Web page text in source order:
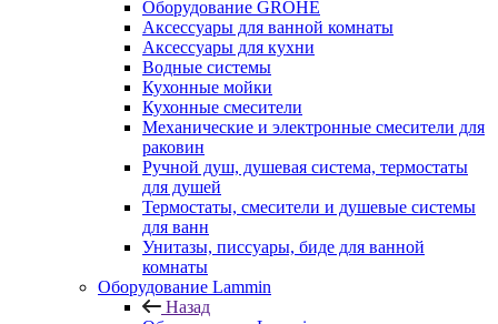
Оборудование GROHE
Аксессуары для ванной комнаты
Аксессуары для кухни
Водные системы
Кухонные мойки
Кухонные смесители
Механические и электронные смесители для
раковин
Ручной душ, душевая система, термостаты
для душей
Термостаты, смесители и душевые системы
для ванн
Унитазы, писсуары, биде для ванной
комнаты
Оборудование Lammin
Назад